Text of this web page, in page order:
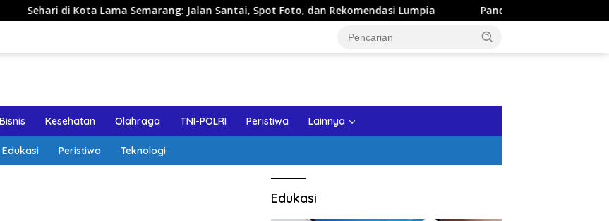
di Kota Lama Semarang: Jalan Santai, Spot Foto, dan Rekomendasi Lumpia Panduan Wisata Keluarga ke Kota
Kesehatan Olahraga TNI-POLRI Peristiwa Lainnya
Peristiwa Teknologi
Edukasi